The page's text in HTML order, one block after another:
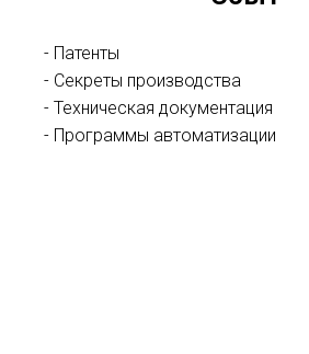
- Патенты
- Секреты производства
- Техническая документация
- Программы автоматизации